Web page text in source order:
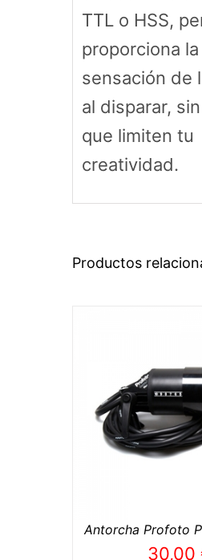
TTL o HSS,
proporciona
sensación de
al disparar,
que limiten tu
creatividad.
Productos
Antorcha Profoto
30,00